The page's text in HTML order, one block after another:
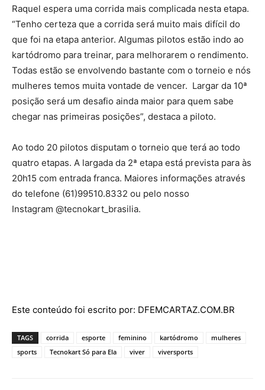
Raquel espera uma corrida mais complicada nesta etapa.
“Tenho certeza que a corrida será muito mais difícil do
que foi na etapa anterior. Algumas pilotos estão indo ao
kartódromo para treinar, para melhorarem o rendimento.
Todas estão se envolvendo bastante com o torneio e nós
mulheres temos muita vontade de vencer. Largar da 10ª
posição será um desafio ainda maior para quem sabe
chegar nas primeiras posições”, destaca a piloto.
Ao todo 20 pilotos disputam o torneio que terá ao todo
quatro etapas. A largada da 2ª etapa está prevista para às
20h15 com entrada franca. Maiores informações através
do telefone (61)99510.8332 ou pelo nosso
Instagram @tecnokart_brasilia.
Este conteúdo foi escrito por: DFEMCARTAZ.COM.BR
TAGS corrida esporte feminino kartódromo
mulheres
sports
Tecnokart Só para Ela viver viversports